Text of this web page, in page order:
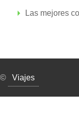
Las mejores
© Viajes